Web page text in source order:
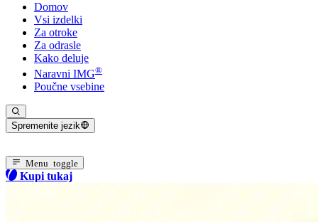
Domov
Vsi izdelki
Za otroke
Za odrasle
Kako deluje
Naravni IMG®
Poučne vsebine
Spremenite jezik
Menu toggle
Kupi tukaj